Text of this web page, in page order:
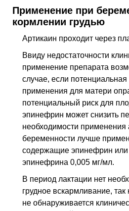
Применение при
кормлении грудью
Артикаин проходит через
Ввиду недостаточности
применение препарата
случае, если потенциальная
применения для матери
потенциальный риск для
эпинефрин может снизить
необходимости применения
беременности лучше
содержащие эпинефрин или
эпинефрина 0,005 мг/мл.
В период лактации нет
грудное вскармливание, так
не обнаруживается